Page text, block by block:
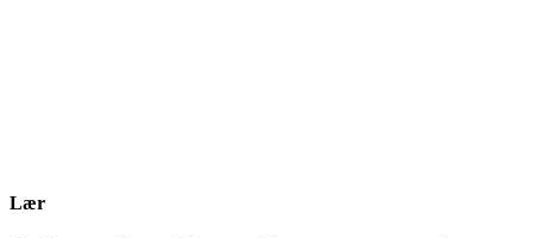
Lær